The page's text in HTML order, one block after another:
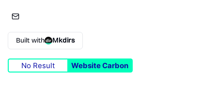
Built with Mkdirs
No Result Website Carbon